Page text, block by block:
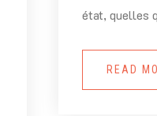
état, quelles
READ